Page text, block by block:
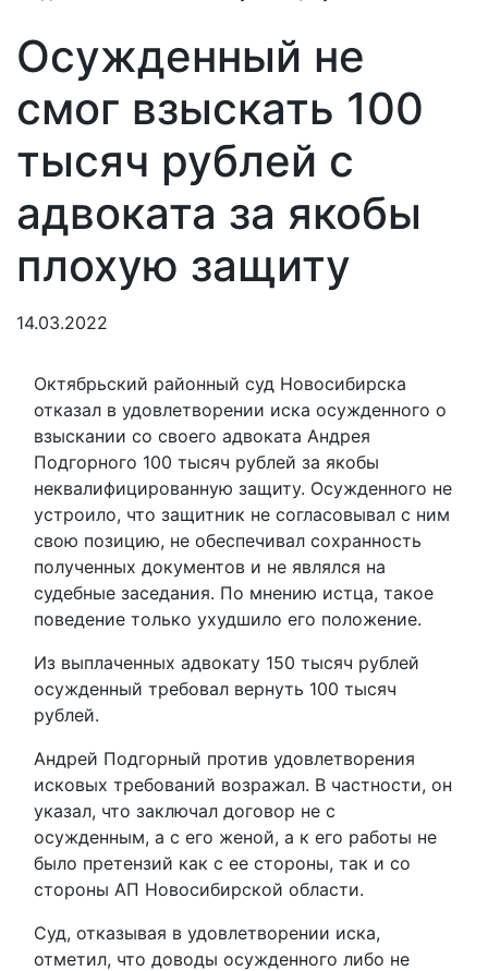
Осужденный не
смог взыскать 100
тысяч рублей с
адвоката за якобы
плохую защиту
14.03.2022
Октябрьский районный суд Новосибирска
отказал в удовлетворении иска осужденного о
взыскании со своего адвоката Андрея
Подгорного 100 тысяч рублей за якобы
неквалифицированную защиту. Осужденного не
устроило, что защитник не согласовывал с ним
свою позицию, не обеспечивал сохранность
полученных документов и не являлся на
судебные заседания. По мнению истца, такое
поведение только ухудшило его положение.
Из выплаченных адвокату 150 тысяч рублей
осужденный требовал вернуть 100 тысяч
рублей.
Андрей Подгорный против удовлетворения
исковых требований возражал. В частности, он
указал, что заключал договор не с
осужденным, а с его женой, а к его работы не
было претензий как с ее стороны, так и со
стороны АП Новосибирской области.
Суд, отказывая в удовлетворении иска,
отметил, что доводы осужденного либо не